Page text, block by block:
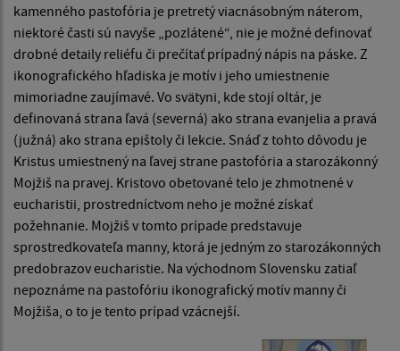
kamenného pastofória je pretretý viacnásobným náterom,
niektoré časti sú navyše „pozlátené“, nie je možné definovať
drobné detaily reliéfu či prečítať prípadný nápis na páske. Z
ikonografického hľadiska je motív i jeho umiestnenie
mimoriadne zaujímavé. Vo svätyni, kde stojí oltár, je
definovaná strana ľavá (severná) ako strana evanjelia a pravá
(južná) ako strana epištoly či lekcie. Snáď z tohto dôvodu je
Kristus umiestnený na ľavej strane pastofória a starozákonný
Mojžiš na pravej. Kristovo obetované telo je zhmotnené v
eucharistii, prostredníctvom neho je možné získať
požehnanie. Mojžiš v tomto prípade predstavuje
sprostredkovateľa manny, ktorá je jedným zo starozákonných
predobrazov eucharistie. Na východnom Slovensku zatiaľ
nepoznáme na pastofóriu ikonografický motív manny či
Mojžiša, o to je tento prípad vzácnejší.